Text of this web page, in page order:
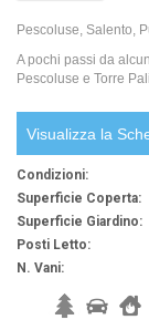
Pescoluse, Salento,
A pochi passi da
Pescoluse e Torre
Visualizza la
Condizioni:
Superficie Coperta:
Superficie Giardino:
Posti Letto:
N. Vani: